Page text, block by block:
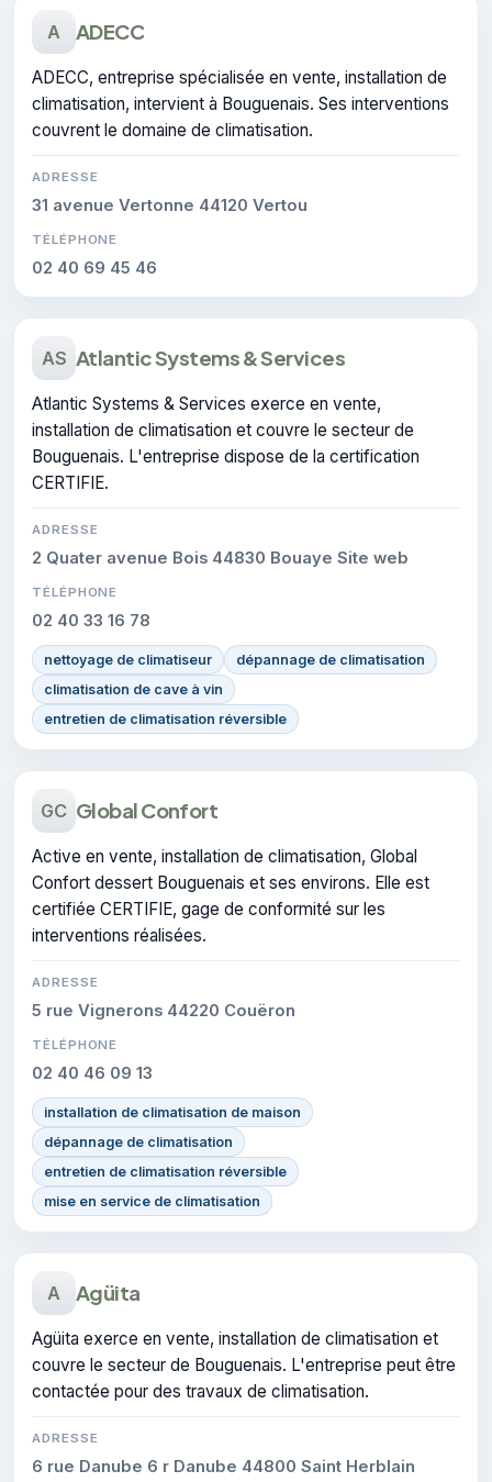
A ADECC
ADECC, entreprise spécialisée en vente, installation de
climatisation, intervient à Bouguenais. Ses interventions
couvrent le domaine de climatisation.
ADRESSE
31 avenue Vertonne 44120 Vertou
TÉLÉPHONE
02 40 69 45 46
AS Atlantic Systems & Services
Atlantic Systems & Services exerce en vente,
installation de climatisation et couvre le secteur de
Bouguenais. L'entreprise dispose de la certification
CERTIFIE.
ADRESSE
2 Quater avenue Bois 44830 Bouaye Site web
TÉLÉPHONE
02 40 33 16 78
nettoyage de climatiseur
dépannage de climatisation
climatisation de cave à vin
entretien de climatisation réversible
GC Global Confort
Active en vente, installation de climatisation, Global
Confort dessert Bouguenais et ses environs. Elle est
certifiée CERTIFIE, gage de conformité sur les
interventions réalisées.
ADRESSE
5 rue Vignerons 44220 Couëron
TÉLÉPHONE
02 40 46 09 13
installation de climatisation de maison
dépannage de climatisation
entretien de climatisation réversible
mise en service de climatisation
A Agüita
Agüita exerce en vente, installation de climatisation et
couvre le secteur de Bouguenais. L'entreprise peut être
contactée pour des travaux de climatisation.
ADRESSE
6 rue Danube 6 r Danube 44800 Saint Herblain